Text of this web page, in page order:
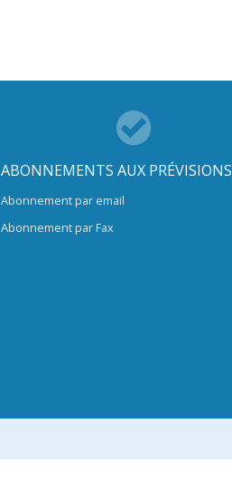
ABONNEMENTS AUX PRÉVISIONS
Abonnement par email
Abonnement par Fax